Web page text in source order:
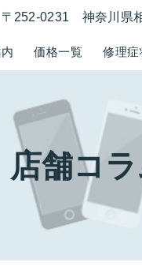
価格一覧 修理症
〒252-0231 神奈川県
店舗コ